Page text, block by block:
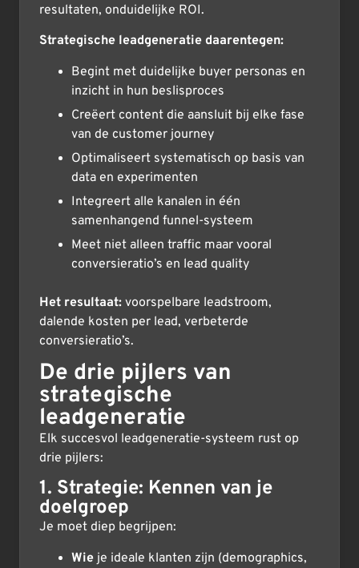
resultaten, onduidelijke ROI.
Strategische leadgeneratie daarentegen:
Begint met duidelijke buyer personas en
inzicht in hun beslisproces
Creëert content die aansluit bij elke fase
van de customer journey
Optimaliseert systematisch op basis van
data en experimenten
Integreert alle kanalen in één
samenhangend funnel-systeem
Meet niet alleen traffic maar vooral
conversieratio’s en lead quality
Het resultaat: voorspelbare leadstroom,
dalende kosten per lead, verbeterde
conversieratio’s.
De drie pijlers van
strategische
leadgeneratie
Elk succesvol leadgeneratie-systeem rust op
drie pijlers:
1. Strategie: Kennen van je
doelgroep
Je moet diep begrijpen:
Wie je ideale klanten zijn (demographics,